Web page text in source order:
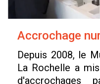
Accrochage
Depuis 2008, le
La Rochelle a
d'accrochages